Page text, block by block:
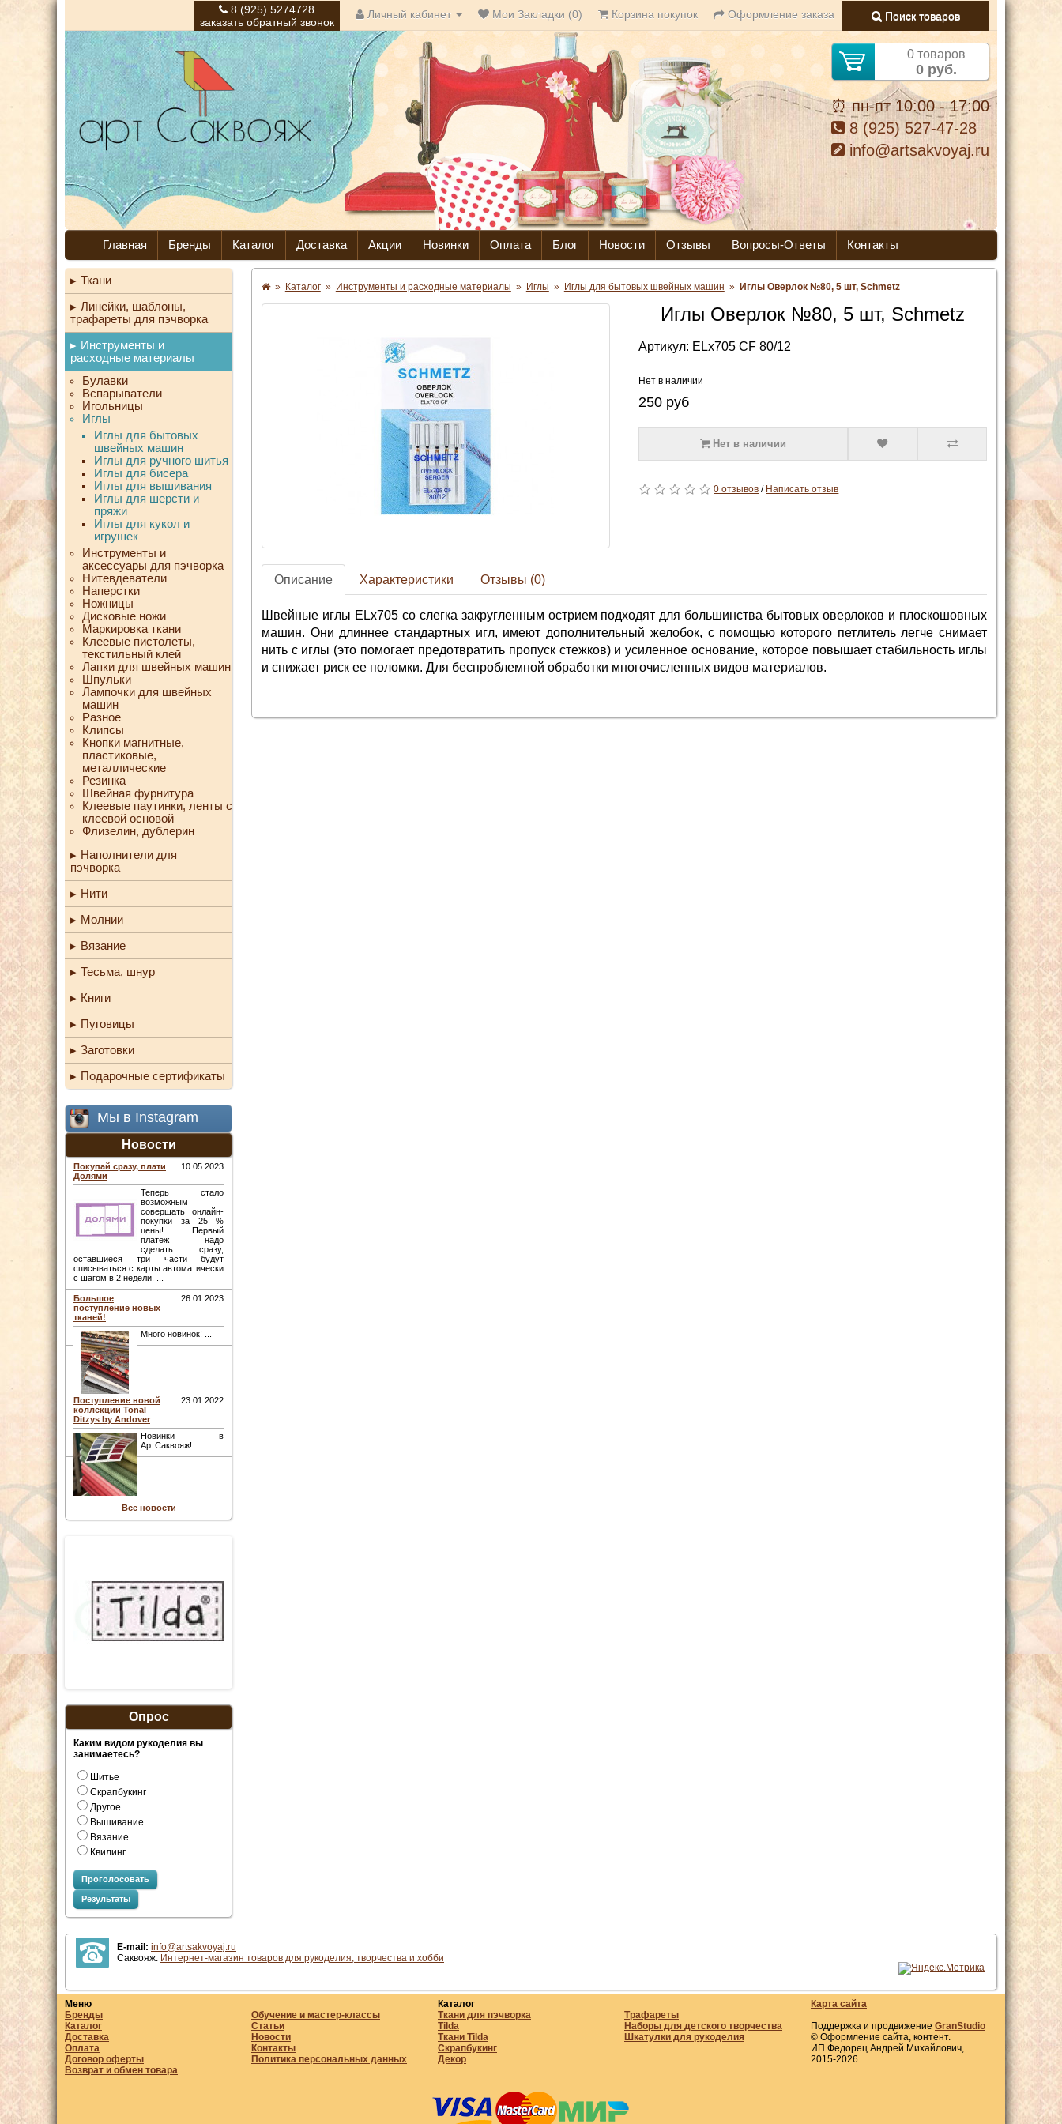
8 (925) 5274728
заказать обратный звонок
Личный кабинет Мои Закладки (0) Корзина покупок Оформление заказа Поиск товаров
0 товаров
0 руб.
⏰ пн-пт 10:00 - 17:00
8 (925) 527-47-28
info@artsakvoyaj.ru
Главная Бренды Каталог Доставка Акции Новинки Оплата Блог Новости Отзывы Вопросы-Ответы Контакты
Ткани
Линейки, шаблоны,
трафареты для пэчворка
Инструменты и
расходные материалы
Булавки
Вспарыватели
Игольницы
Иглы
Иглы для бытовых
швейных машин
Иглы для ручного шитья
Иглы для бисера
Иглы для вышивания
Иглы для шерсти и
пряжи
Иглы для кукол и
игрушек
Инструменты и
аксессуары для пэчворка
Нитевдеватели
Наперстки
Ножницы
Дисковые ножи
Маркировка ткани
Клеевые пистолеты,
текстильный клей
Лапки для швейных машин
Шпульки
Лампочки для швейных
машин
Разное
Клипсы
Кнопки магнитные,
пластиковые,
металлические
Резинка
Швейная фурнитура
Клеевые паутинки, ленты с
клеевой основой
Флизелин, дублерин
Наполнители для
пэчворка
Нити
Молнии
Вязание
Тесьма, шнур
Книги
Пуговицы
Заготовки
Подарочные сертификаты
Мы в Instagram
Новости
Покупай сразу, плати
Долями
10.05.2023
Теперь стало
возможным
совершать онлайн-
покупки за 25 %
цены! Первый
платеж надо
сделать сразу,
оставшиеся три части будут
списываться с карты автоматически
с шагом в 2 недели. ...
Большое
поступление новых
тканей!
26.01.2023
Много новинок! ...
Поступление новой
коллекции Tonal
Ditzys by Andover
23.01.2022
Новинки в
АртСаквояж! ...
Все новости
Опрос
Каким видом рукоделия вы
занимаетесь?
Шитье
Скрапбукинг
Другое
Вышивание
Вязание
Квилинг
Проголосовать
Результаты
» Каталог » Инструменты и расходные материалы » Иглы » Иглы для бытовых швейных машин » Иглы Оверлок №80, 5 шт, Schmetz
Иглы Оверлок №80, 5 шт, Schmetz
Артикул: ELx705 CF 80/12
Нет в наличии
250 руб
Нет в наличии
0 отзывов / Написать отзыв
Описание Характеристики Отзывы (0)
Швейные иглы ELx705 со слегка закругленным острием подходят для большинства бытовых оверлоков и плоскошовных
машин. Они длиннее стандартных игл, имеют дополнительный желобок, с помощью которого петлитель легче снимает
нить с иглы (это помогает предотвратить пропуск стежков) и усиленное основание, которое повышает стабильность иглы
и снижает риск ее поломки. Для беспроблемной обработки многочисленных видов материалов.
E-mail: info@artsakvoyaj.ru
Саквояж. Интернет-магазин товаров для рукоделия, творчества и хобби
Меню
Бренды
Каталог
Доставка
Оплата
Договор оферты
Возврат и обмен товара
Обучение и мастер-классы
Статьи
Новости
Контакты
Политика персональных данных
Каталог
Ткани для пэчворка
Tilda
Ткани Tilda
Скрапбукинг
Декор
Трафареты
Наборы для детского творчества
Шкатулки для рукоделия
Карта сайта
Поддержка и продвижение GranStudio
© Оформление сайта, контент.
ИП Федорец Андрей Михайлович,
2015-2026